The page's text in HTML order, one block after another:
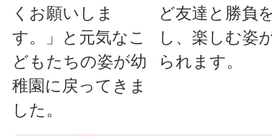
くお願いしま
す。」と元気なこ
どもたちの姿が幼
稚園に戻ってきま
した。
ど友達と勝負
し、楽しむ姿
られます。